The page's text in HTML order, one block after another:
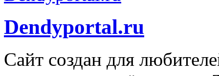
Dendyportal.ru
Сайт создан для